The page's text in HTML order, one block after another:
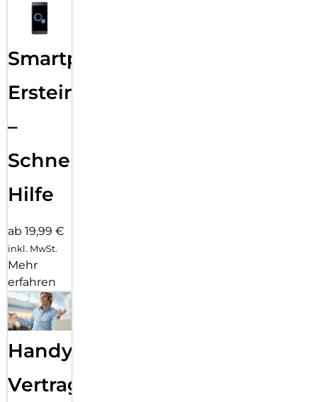
Smartphone
Ersteinrichtung
–
Schnelle
Hilfe
ab 19,99 €
inkl. MwSt.
Mehr
erfahren
Handy
Vertragsabwicklung